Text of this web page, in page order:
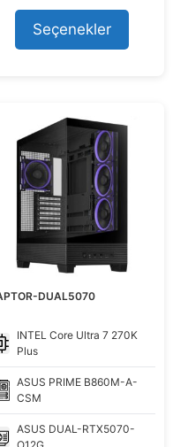
61.595,93 ₺.
Seçenekler
DUAL5070
INTEL Core Ultra 7 270K
Plus
ASUS PRIME B860M-A-
CSM
ASUS DUAL-RTX5070-